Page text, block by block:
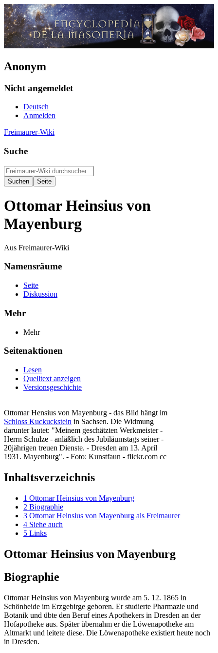
Anonym
Nicht angemeldet
Deutsch
Anmelden
Freimaurer-Wiki
Suche
Ottomar Heinsius von
Mayenburg
Aus Freimaurer-Wiki
Namensräume
Seite
Diskussion
Mehr
Mehr
Seitenaktionen
Lesen
Quelltext anzeigen
Versionsgeschichte
Ottomar Hensius von Mayenburg - das Bild hängt im
Schloss Kuckuckstein in Sachsen. Die Widmung
darunter lautet: "Meinem geschätzten Werkmeister -
Herrn Schulze - anläßlich des Jubiläumstags seiner -
20jährigen treuen Dienste. - Dresden am 13. April
1931. Mayenburg". - Foto: Kunstfaun - flickr.com cc
Inhaltsverzeichnis
1 Ottomar Heinsius von Mayenburg
2 Biographie
3 Ottomar Heinsius von Mayenburg als Freimaurer
4 Siehe auch
5 Links
Ottomar Heinsius von Mayenburg
Biographie
Ottomar Heinsius von Mayenburg wurde am 5. 12. 1865 in
Schönheide im Erzgebirge geboren. Er studierte Pharmazie und
Botanik und übte den Beruf eines Apothekers in Dresden an der
Hofapotheke aus. Später übernahm er die Löwenapotheke am
Altmarkt und leitete diese. Die Löwenapotheke existiert heute noch
in Dresden.